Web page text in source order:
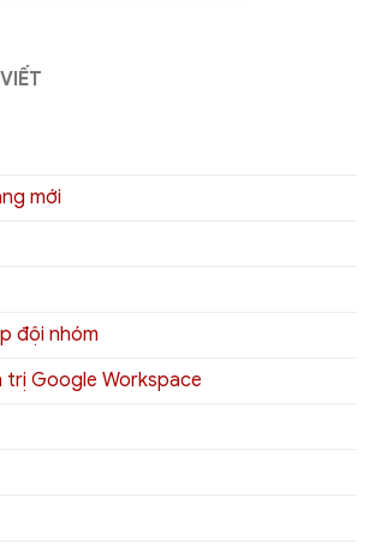
mới
đội nhóm
trị Google Workspace